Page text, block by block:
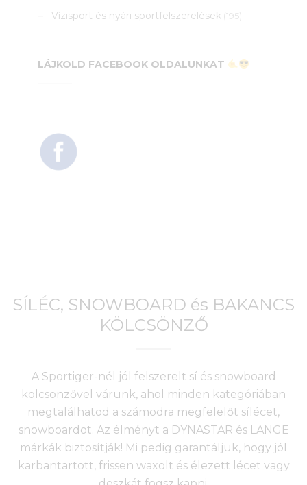
Vízisport és nyári sportfelszerelések (195)
LÁJKOLD FACEBOOK OLDALUNKAT
SÍLÉC, SNOWBOARD és BAKANCS
KÖLCSÖNZŐ
A Sportiger-nél jól felszerelt sí és snowboard
kölcsönzővel várunk, ahol minden kategóriában
megtalálhatod a számodra megfelelőt sílécet,
snowboardot. Az élményt a DYNASTAR és LANGE
márkák biztosítják! Mi pedig garantáljuk, hogy jól
karbantartott, frissen waxolt és élezett lécet vagy